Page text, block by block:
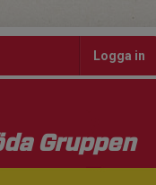
Logga in
Gruppen